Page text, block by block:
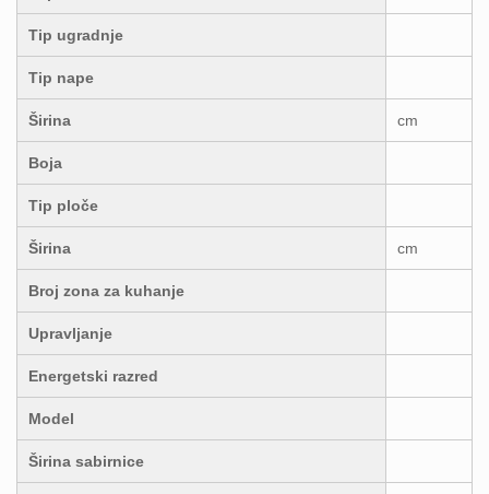
Tip ugradnje
Tip nape
Širina cm
Boja
Tip ploče
Širina cm
Broj zona za kuhanje
Upravljanje
Energetski razred
Model
Širina sabirnice